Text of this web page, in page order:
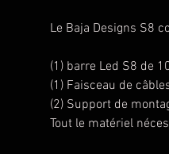
Le Baja Designs S8
(1) barre Led S8 de
(1) Faisceau de
(2) Support de
Tout le matériel